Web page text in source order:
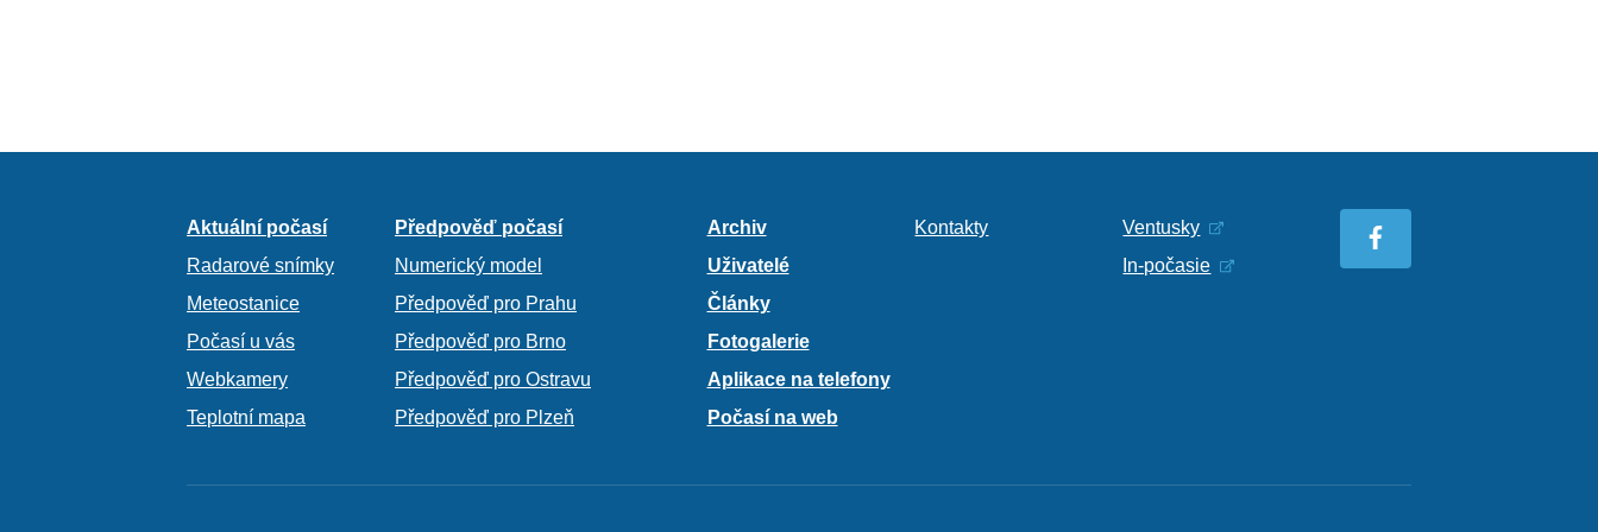
Aktuální počasí
Radarové snímky
Meteostanice
Počasí u vás
Webkamery
Teplotní mapa
Předpověď počasí
Numerický model
Předpověď pro Prahu
Předpověď pro Brno
Předpověď pro Ostravu
Předpověď pro Plzeň
Archiv
Uživatelé
Články
Fotogalerie
Aplikace na telefony
Počasí na web
Kontakty
Ventusky
In-počasie